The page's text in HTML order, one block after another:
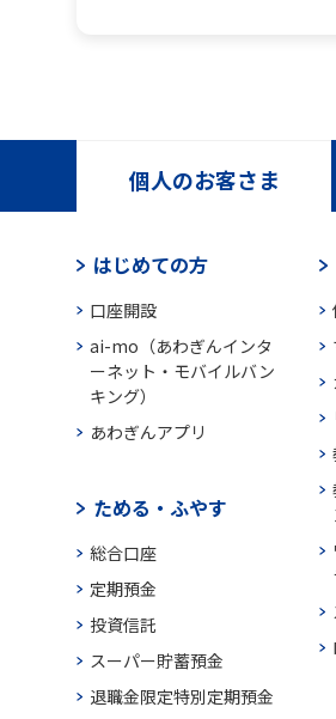
個人のお客さま
はじめての方
口座開設
ai-mo（あわぎんインタ
ーネット・モバイルバン
キング）
あわぎんアプリ
ためる・ふやす
総合口座
定期預金
投資信託
スーパー貯蓄預金
退職金限定特別定期預金